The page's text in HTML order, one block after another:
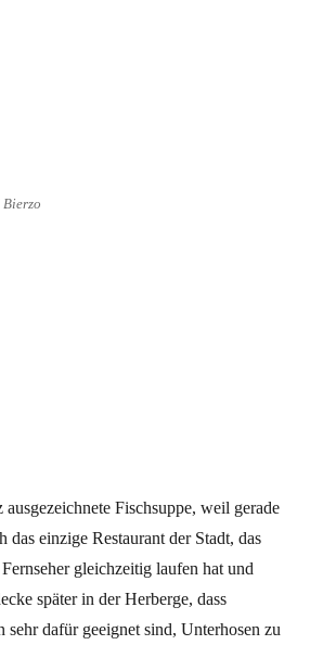
ausgezeichnete Fischsuppe, weil gerade
das einzige Restaurant der Stadt, das
gleichzeitig laufen hat und
später in der Herberge, dass
sehr dafür geeignet sind, Unterhosen zu